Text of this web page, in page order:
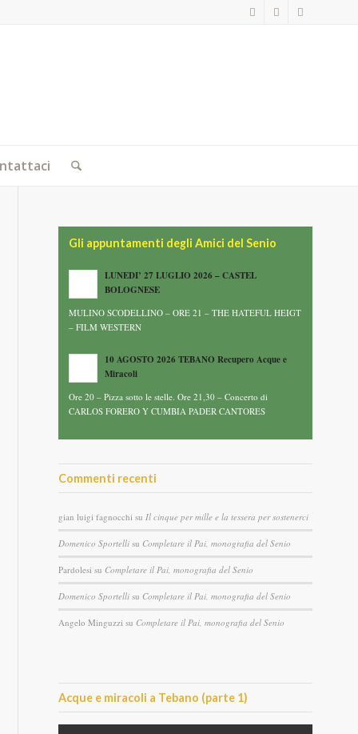
Gli appuntamenti degli Amici del Senio
LUNEDI’ 27 LUGLIO 2026 – CASTEL
BOLOGNESE
MULINO SCODELLINO – ORE 21 – THE HATEFUL HEIGT
– FILM WESTERN
10 AGOSTO 2026 TEBANO Recupero Acque e
Miracoli
Ore 20 – Pizza sotto le stelle. Ore 21,30 – Concerto di
CARLOS FORERO Y CUMBIA PADER CANTORES
Commenti recenti
gian luigi fagnocchi su Il cinque per mille e la tessera per sostenerci
Domenico Sportelli su Completare il Pai, monografia del Senio
Pardolesi su Completare il Pai, monografia del Senio
Domenico Sportelli su Completare il Pai, monografia del Senio
Angelo Minguzzi su Completare il Pai, monografia del Senio
Acque e miracoli a Tebano (parte 1)